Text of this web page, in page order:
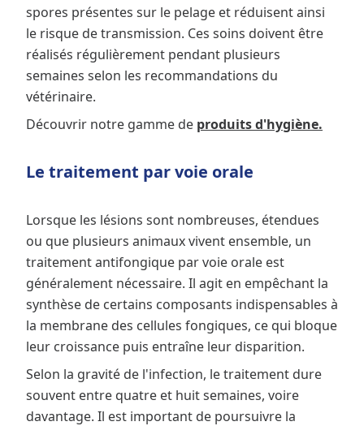
spores présentes sur le pelage et réduisent ainsi
le risque de transmission. Ces soins doivent être
réalisés régulièrement pendant plusieurs
semaines selon les recommandations du
vétérinaire.
Découvrir notre gamme de produits d'hygiène.
Le traitement par voie orale
Lorsque les lésions sont nombreuses, étendues
ou que plusieurs animaux vivent ensemble, un
traitement antifongique par voie orale est
généralement nécessaire. Il agit en empêchant la
synthèse de certains composants indispensables à
la membrane des cellules fongiques, ce qui bloque
leur croissance puis entraîne leur disparition.
Selon la gravité de l'infection, le traitement dure
souvent entre quatre et huit semaines, voire
davantage. Il est important de poursuivre la